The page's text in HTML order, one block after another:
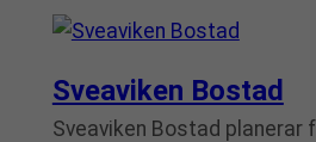
Sveaviken Bostad
Sveaviken Bostad